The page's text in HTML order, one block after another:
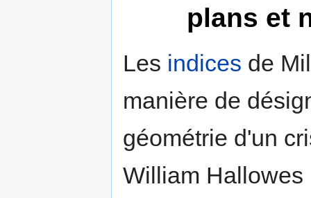
plans et
Les indices de
manière de
géométrie d'un
William Hallowes